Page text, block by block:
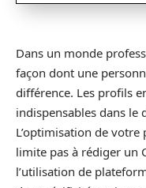
Dans un monde
façon dont une
différence. Les profils
indispensables dans le
L’optimisation de
limite pas à rédiger un
l’utilisation de